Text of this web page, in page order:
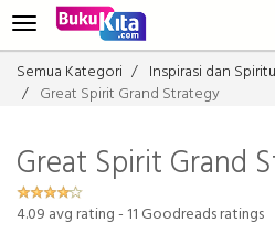
Semua Kategori Inspirasi dan
Great Spirit Grand Strategy
Great Spirit Grand
4.09 avg rating - 11 Goodreads ratings